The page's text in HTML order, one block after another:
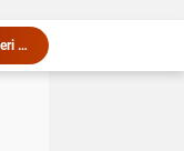
Warga dan Sekolah Sambut Gembira Rencana Gubernur Bobby Bangun SD Negeri Lasara di Nias Utara
Kapolres Langkat Ajak Warga Perkuat Iman dan Perangi Narkoba Lewat Safari Jumat Curhat